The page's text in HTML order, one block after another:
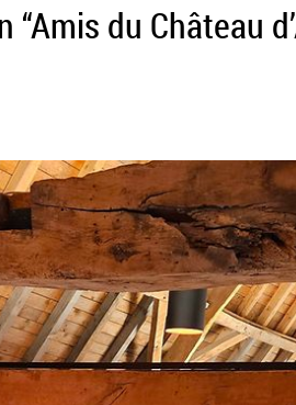
du Château